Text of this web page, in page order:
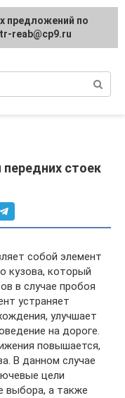
стоек
собой элемент
кузова, который
в случае пробоя
устраняет
улучшает
на дороге.
повышается,
В данном случае
цели
выбора, а также
предложений по
reab@cp9.ru